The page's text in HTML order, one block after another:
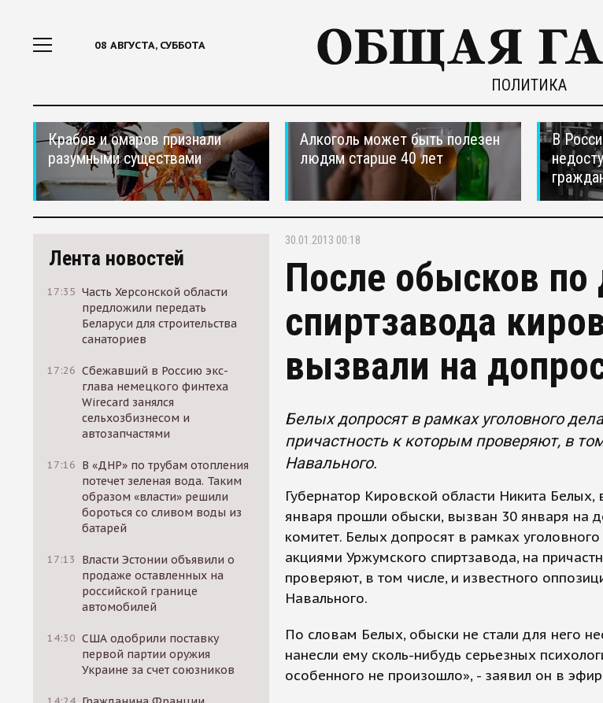
08 АВГУСТА, СУББОТА
ПОЛИТИКА
Крабов и омаров признали
разумными существами
Алкоголь может быть полезен
людям старше 40 лет
В
Лента новостей
17:35 Часть Херсонской области
предложили передать
Беларуси для строительства
санаториев
17:26 Сбежавший в Россию экс-
глава немецкого финтеха
Wirecard занялся
сельхозбизнесом и
автозапчастями
17:16 В «ДНР» по трубам отопления
потечет зеленая вода. Таким
образом «власти» решили
бороться со сливом воды из
батарей
17:13
Власти Эстонии объявили о
продаже оставленных на
российской границе
автомобилей
14:30 США одобрили поставку
первой партии оружия
Украине за счет союзников
30.01.2013 00:18
После обысков по
спиртзавода
вызвали на
Белых допросят в рамках уголовного
причастность к которым проверяют, в
Навального.
Губернатор Кировской области Никита Белых,
января прошли обыски, вызван 30 января на
комитет. Белых допросят в рамках
акциями Уржумского спиртзавода, на
проверяют, в том числе, и известного
Навального.
По словам Белых, обыски не стали для него
нанесли ему сколь-нибудь серьезных
особенного не произошло», - заявил он в